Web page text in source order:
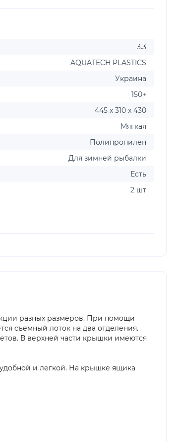
3.3
AQUATECH PLASTICS
Украина
150+
445 x 310 x 430
Мягкая
Полипропилен
Для зимней рыбалки
Есть
2 шт
разных размеров. При помощи
съемный лоток на два отделения.
В верхней части крышки имеются
и легкой. На крышке ящика